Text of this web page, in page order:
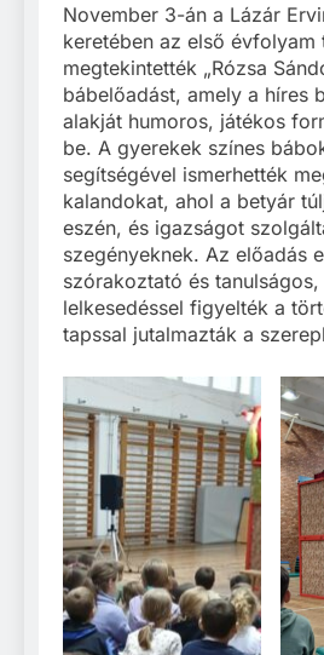
November 3-án a Lázár
keretében az első évfolyam
megtekintették „Rózsa
bábelőadást, amely a híres
alakját humoros, játékos
be. A gyerekek színes
segítségével ismerhették
kalandokat, ahol a betyár
eszén, és igazságot
szegényeknek. Az előadás
szórakoztató és
lelkesedéssel figyelték a
tapssal jutalmazták a